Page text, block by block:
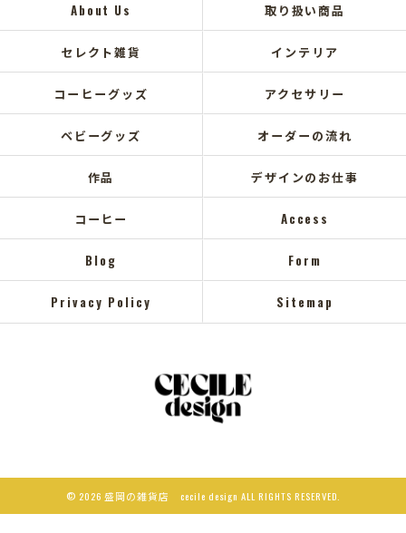
About Us 取り扱い商品
セレクト雑貨 インテリア
コーヒーグッズ アクセサリー
ベビーグッズ オーダーの流れ
作品 デザインのお仕事
コーヒー Access
Blog Form
Privacy Policy Sitemap
© 2026 盛岡の雑貨店 cecile design ALL RIGHTS RESERVED.